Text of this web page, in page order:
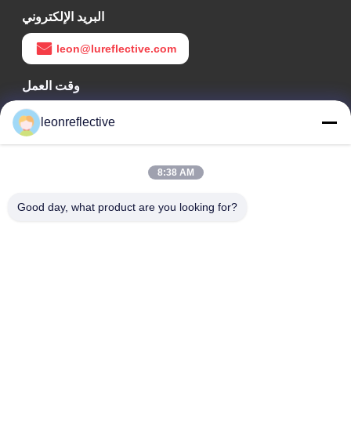
البريد الإلكتروني
leon@lureflective.com
وقت العمل
9:00-18:00
عنواننا
التكنولوجيا العالية، هيفي، أنهوي، الصين
leonreflective
8:38 AM
Good day, what product are you looking for?